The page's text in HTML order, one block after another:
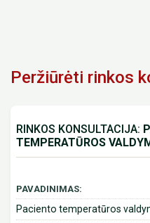
Peržiūrėti rinkos
RINKOS KONSULTACIJA:
TEMPERATŪROS
PAVADINIMAS:
Paciento temperatūros